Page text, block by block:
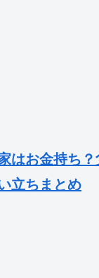
はお金持ち
立ちまとめ